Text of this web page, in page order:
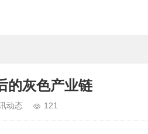
的灰色产业链
动态 121